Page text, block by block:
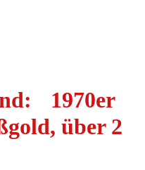
1970er
über 2